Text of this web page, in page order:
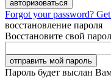
Forgot your password?
восстановление пароля
Восстановите свой
Пароль будет выслан